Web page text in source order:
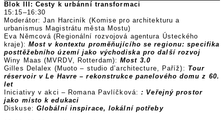
Blok III: Cesty k urbánní transformaci
15:15–16:30
Moderátor: Jan Harciník (Komise pro architekturu a
urbanismus Magistrátu města Mostu)
Eva Němcová (Regionální rozvojová agentura Ústeckého
kraje): Most v kontextu proměňujícího se regionu: specifika
posttěžebního území jako východiska pro další rozvoj
Winy Maas (MVRDV, Rotterdam):Most 3.0
Gilles Delalex (Muoto – studio d’architecture, Paříž): Tour
réservoir v Le Havre – rekonstrukce panelového domu z 60.
let
Iniciativy v akci – Romana Pavlíčková:: Veřejný prostor
jako místo k edukaci
Diskuse: Globální inspirace, lokální potřeby